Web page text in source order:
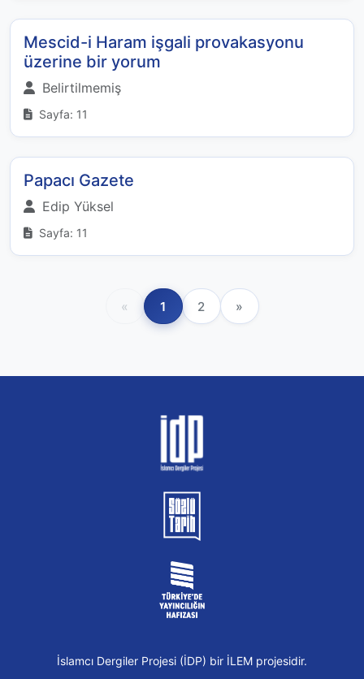
Mescid-i Haram işgali provakasyonu
üzerine bir yorum
Belirtilmemiş
Sayfa: 11
Papacı Gazete
Edip Yüksel
Sayfa: 11
« 1 2 »
İslamcı Dergiler Projesi (İDP) bir İLEM projesidir.